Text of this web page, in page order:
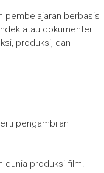
pembelajaran berbasis
atau dokumenter.
produksi, dan
pengambilan
dunia produksi film.